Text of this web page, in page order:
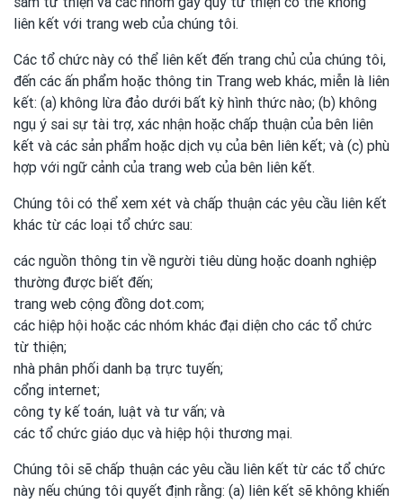
liên kết với trang web của chúng tôi.
Các tổ chức này có thể liên kết đến trang chủ của chúng tôi,
đến các ấn phẩm hoặc thông tin Trang web khác, miễn là liên
kết: (a) không lừa đảo dưới bất kỳ hình thức nào; (b) không
ngụ ý sai sự tài trợ, xác nhận hoặc chấp thuận của bên liên
kết và các sản phẩm hoặc dịch vụ của bên liên kết; và (c) phù
hợp với ngữ cảnh của trang web của bên liên kết.
Chúng tôi có thể xem xét và chấp thuận các yêu cầu liên kết
khác từ các loại tổ chức sau:
các nguồn thông tin về người tiêu dùng hoặc doanh nghiệp
thường được biết đến;
trang web cộng đồng dot.com;
các hiệp hội hoặc các nhóm khác đại diện cho các tổ chức
từ thiện;
nhà phân phối danh bạ trực tuyến;
cổng internet;
công ty kế toán, luật và tư vấn; và
các tổ chức giáo dục và hiệp hội thương mại.
Chúng tôi sẽ chấp thuận các yêu cầu liên kết từ các tổ chức
này nếu chúng tôi quyết định rằng: (a) liên kết sẽ không khiến